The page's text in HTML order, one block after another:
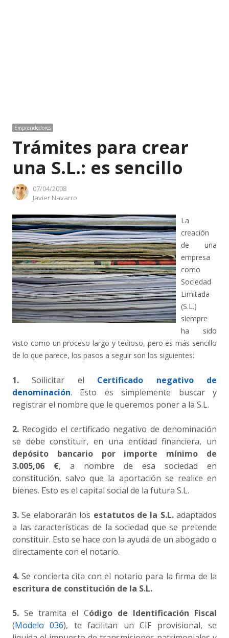
Emprendedores
Trámites para crear
una S.L.: es sencillo
07/04/2008
Author
Javier Navarro
La
creación
de una
empresa
como
Sociedad
Limitada
(S.L.)
siempre
ha sido
visto como un proceso largo y tedioso, pero es más sencillo
de lo que parece, los pasos a seguir son los siguientes:
1. Soilicitar el Certificado negativo de
denominación. Esto es simplemente buscar y
registrar el nombre que le queremos poner a la S.L.
2. Recogido el certificado negativo de denominación
se debe constituir, en una entidad financiera, un
depósito bancario por importe mínimo de
3.005,06 €, a nombre de esa sociedad en
constitución, salvo que la aportación se realice en
bienes. Esto es el capital social de la futura S.L.
3. Se elaborarán los estatutos de la S.L.adaptados
a las características de la sociedad que se pretende
constituir. Esto se hace con la ayuda de un abogado o
directamente con el notario.
4. Se concierta cita con el notario para la firma de la
escritura de constitución de la S.L.
5. Se tramita el Código de Identificación Fiscal
(Modelo 036), te facilitan un CIF provisional, se